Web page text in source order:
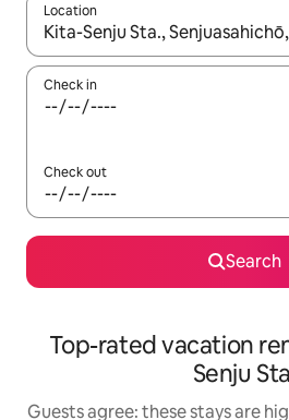
Location
When results are available,
Check in
Check out
Search
Top-rated vacation
Senju
Guests agree: these stays are